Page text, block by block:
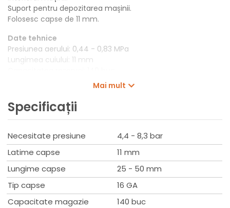
Suport pentru depozitarea mașinii.
Folosesc capse de 11 mm.
Date tehnice
Presiunea aerului: 0,44 - 0,83 MPa
Lungimea cuiului: 11 mm
Set de livrare
Cheie hexagon (783202-0)
Ulei (181434-7)
Mai mult
Specificații
Necesitate presiune
4,4 - 8,3 bar
Latime capse
11 mm
Lungime capse
25 - 50 mm
Tip capse
16 GA
Capacitate magazie
140 buc